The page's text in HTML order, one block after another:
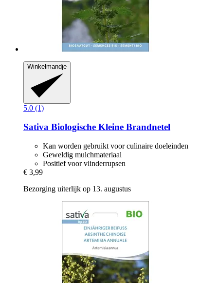
Winkelmandje
5.0 (1)
Sativa Biologische Kleine Brandnetel
Kan worden gebruikt voor culinaire doeleinden
Geweldig mulchmateriaal
Positief voor vlinderrupsen
€ 3,99
Bezorging uiterlijk op 13. augustus